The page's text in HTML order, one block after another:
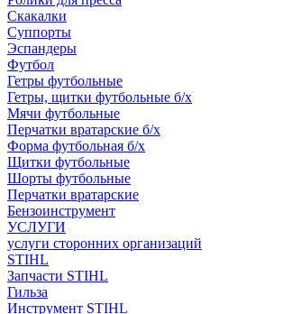
Скакалки
Суппорты
Эспандеры
Футбол
Гетры футбольные
Гетры, щитки футбольные б/х
Мячи футбольные
Перчатки вратарские б/х
Форма футбольная б/х
Щитки футбольные
Шорты футбольные
Перчатки вратарские
Бензоинструмент
УСЛУГИ
услуги сторонних организаций
STIHL
Запчасти STIHL
Гильза
Инструмент STIHL